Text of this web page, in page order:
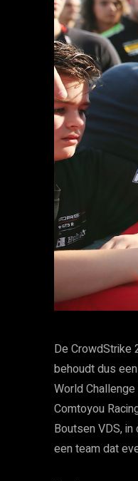
De CrowdStrike
behoudt dus
World
Comtoyou
Boutsen VDS,
een team dat